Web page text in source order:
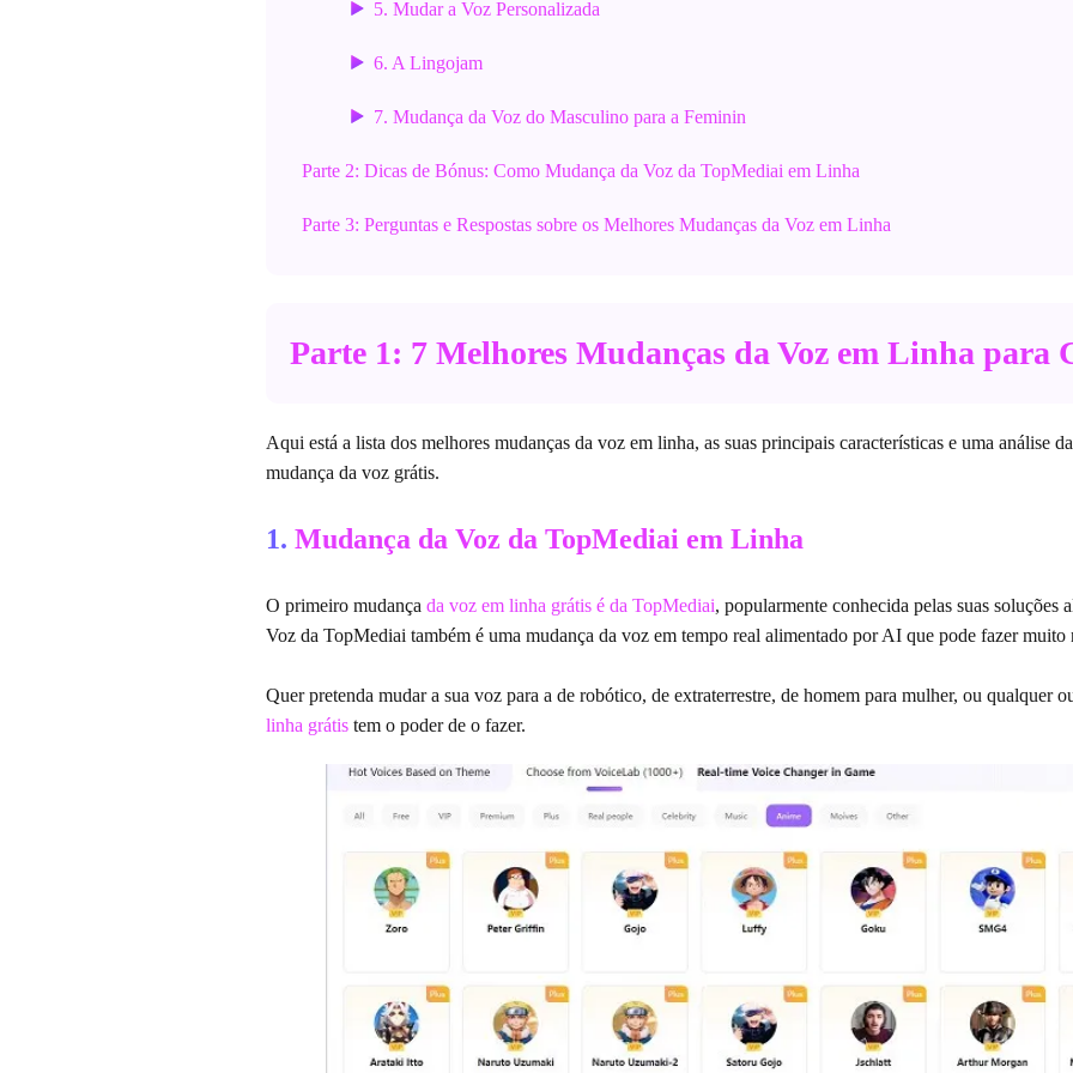
5. Mudar a Voz Personalizada
6. A Lingojam
7. Mudança da Voz do Masculino para a Feminin
Parte 2: Dicas de Bónus: Como Mudança da Voz da TopMediai em Linha
Parte 3: Perguntas e Respostas sobre os Melhores Mudanças da Voz em Linha
Parte 1: 7 Melhores Mudanças da Voz em Linha para
Aqui está a lista dos melhores mudanças da voz em linha, as suas principais características e uma análise
mudança da voz grátis.
1. Mudança da Voz da TopMediai em Linha
O primeiro mudança da voz em linha grátis é da TopMediai, popularmente conhecida pelas suas
Voz da TopMediai também é uma mudança da voz em tempo real alimentado por AI que pode fazer
Quer pretenda mudar a sua voz para a de robótico, de extraterrestre, de homem para mulher, ou qualquer
linha grátis tem o poder de o fazer.